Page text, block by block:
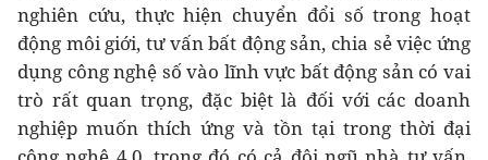
nghiên cứu, thực hiện chuyển đổi số trong hoạt
động môi giới, tư vấn bất động sản, chia sẻ việc ứng
dụng công nghệ số vào lĩnh vực bất động sản có vai
trò rất quan trọng, đặc biệt là đối với các doanh
nghiệp muốn thích ứng và tồn tại trong thời đại